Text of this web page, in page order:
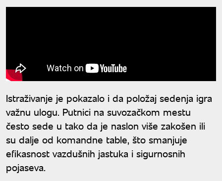
Istraživanje je pokazalo i da položaj sedenja igra
važnu ulogu. Putnici na suvozačkom mestu
često sede u tako da je naslon više zakošen ili
su dalje od komandne table, što smanjuje
efikasnost vazdušnih jastuka i sigurnosnih
pojaseva.